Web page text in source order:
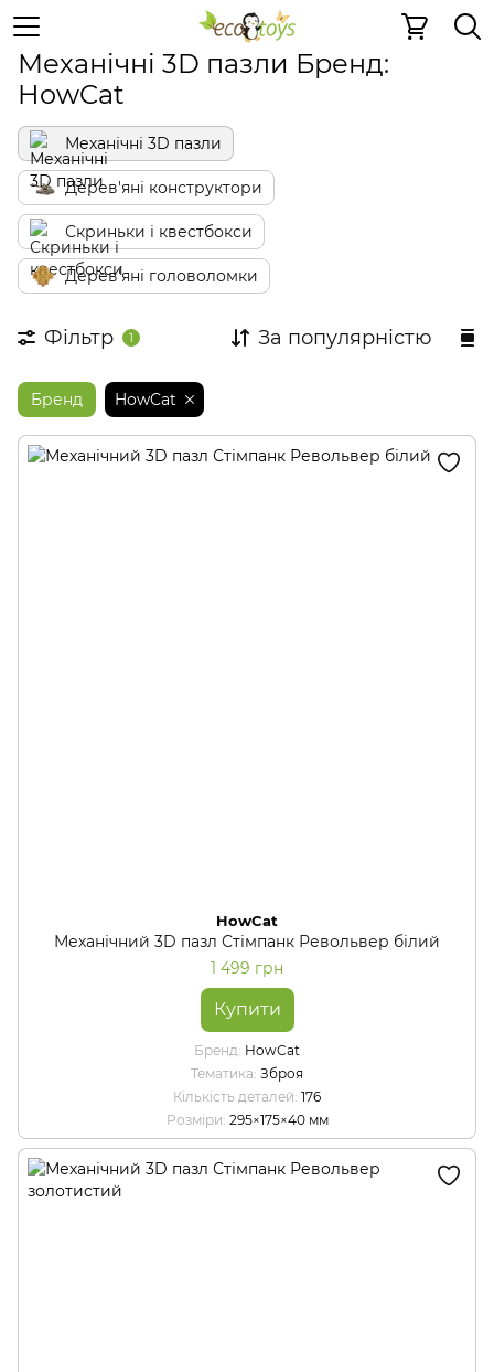
Дерев'яні конструктори Механічні 3D пазли
Механічні 3D пазли Бренд:
HowCat
Механічні 3D пазли
Дерев'яні конструктори
Скриньки і квестбокси
Дерев'яні головоломки
Фільтр 1 За популярністю
Бренд HowCat
HowCat
Механічний 3D пазл Стімпанк Револьвер білий
1 499 грн
Купити
Бренд HowCat
Тематика Зброя
Кількість деталей 176
Розміри 295×175×40 мм